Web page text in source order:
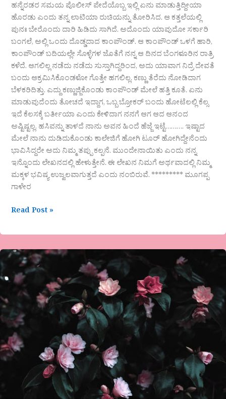
ಹನ್ನೆರಡರ ಸಮಯ ಪೊಲೀಸ್ ಪೇದೆಯೊಬ್ಬ ಇಲ್ಲಿ ಏನು ಮಾಡುತ್ತಿದ್ದೀಯಾ
ಹೊರಡು ಎಂದು ತನ್ನ ಲಾಟಿಯಾ ರುಚಿಯನ್ನು ತೋರಿಸಿದ. ಆ ಕತ್ತಲೆಯಲ್ಲಿ
ಪುನಃ ಬೇರೊಂದು ದಾರಿ ಹಿಡಿದು ಸಾಗಿದೆ. ಅದೊಂದು ಯಾವುದೋ ಸರ್ಕಾರಿ
ಬಂಗಲೆ, ಅಲ್ಲಿ ಒಂದು ದೊಡ್ಡದಾದ ಕಾಂಪೌಂಡ್. ಆ ಕಾಂಪೌಂಡ್ ಒಳಗೆ ಹಾರಿ,
ಕಾಂಪೌಂಡ್ ಬದಿಯಲ್ಲೇ ಸೊಳ್ಳೆಗಳ ಜೊತೆಗೆ ನನ್ನ ಆ ದಿನದ ಬೆಂಗಳೂರಿನ ರಾತ್ರಿ
ಕಳೆದೆ. ಆಗಲಿಲ್ಲ ನಡೆದು ನಡೆದು ಸುಸ್ತಾಗಿದ್ದರಿಂದ, ಅದು ಯಾವಾಗ ನಿದ್ರೆ ದೇವತೆ
ಬಂದು ಆಕ್ರಮಿಸಿಕೊಂಡಳೋ ಗೊತ್ತೇ ಹಗಲಿಲ್ಲ. ಕಣ್ಣು ತೆರೆದು ನೋಡಿದಾಗ
ಬೆಳಕರಿದಿತ್ತು. ಎದ್ದು ಕಣ್ಣುಜ್ಜಿಕೊಂಡು ಕಾಂಪೌಂಡ್ ಮೇಲೆ ಹತ್ತಿ ಕೂತೆ. ಏನು
ಮಾಡುವುದೆಂದು ತೋಚದೆ ಇದ್ದಾಗ, ಒಬ್ಬ ಬ್ರೋಕರ್ ಬಂದು ಹೋಟೆಲಲ್ಲಿ ಕೆಲ್ಸ
ಇದೆ ಕೆಲಸಕ್ಕೆ ಬರ್ತೀಯಾ ಎಂದು ಕೇಳಿದಾಗ ನನಗೆ ಆಗ ಆದ ಆನಂದ
ಅಷ್ಟಿಷ್ಟಲ್ಲ. ಹಸಿವನ್ನು ತಾಳದೆ ನಾನು ಅವನ ಹಿಂದೆ ಹೆಜ್ಜೆ ಇಟ್ಟೆ………. ಇಷ್ಟಾದ
ಮೇಲೆ ನಾನು ದುಡಿದುಕೊಂಡು ಕಾಲೇಜಿಗೆ ಹೋಗಿ ಟೂರ್ ಹೋಗಿದ್ದೇನೆಂದು
ಭಾವಿಸಿದ್ದರೇ ಅದು ನಿಮ್ಮ ತಪ್ಪು ಕಲ್ಪನೆ. ಮುಂದೇನಾಯಿತು ಎಂದು ನನ್ನ
ಇನ್ನೊಂದು ಲೇಖನದಲ್ಲಿ ಹೇಳುತ್ತೇನೆ. ಈ ಲೇಖನ ನಿಮಗೆ ಅರ್ಥವಾದಲ್ಲಿ ನಿಮ್ಮ
ಮಕ್ಕಳ ಭವಿಷ್ಯ ಉಜ್ವಲವಾಗುತ್ತದೆ ಎಂದು ನಂಬಿರುವೆ. ********* ಮೂಗಪ್ಪ
ಗಾಳೇರ
Read Post »
ಕಾವ್ಯಯಾನ